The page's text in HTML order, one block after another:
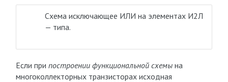
Схема исключающее ИЛИ на элементах И2Л
— типа.
Если при построении функциональной схемына
многоколлекторных транзисторах исходная